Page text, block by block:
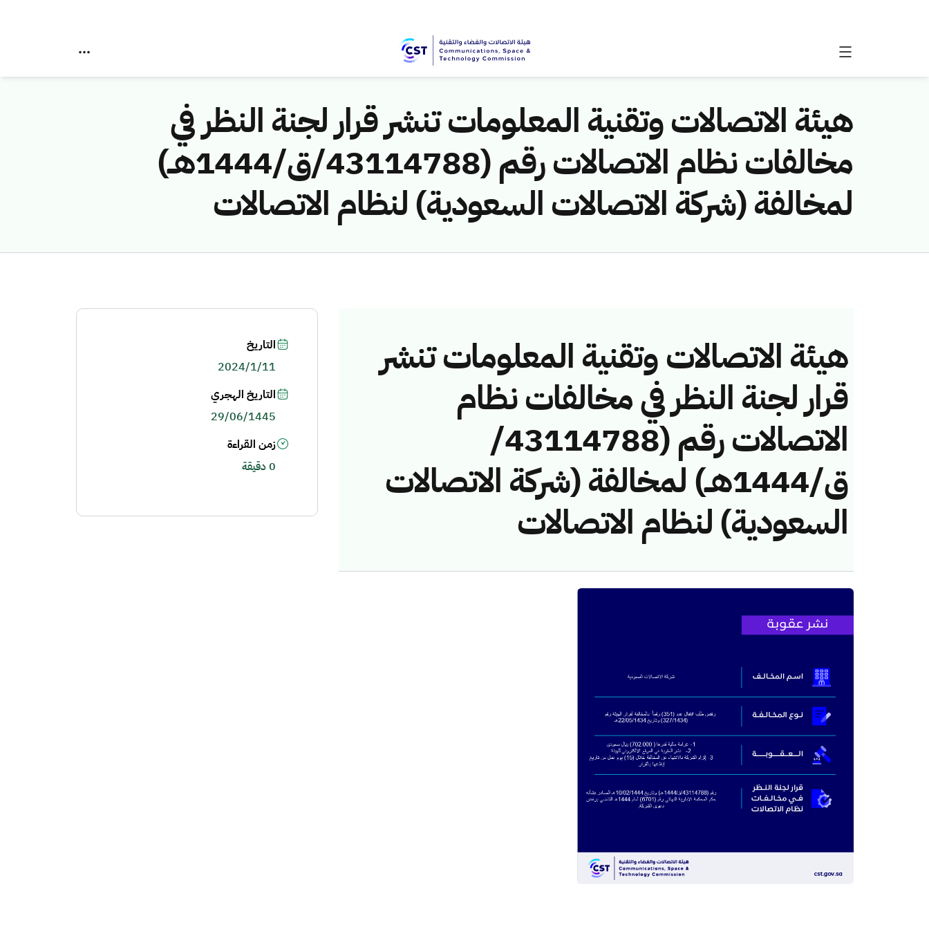
هيئة الاتصالات وتقنية المعلومات تنشر قرار لجنة النظر في
مخالفات نظام الاتصالات رقم (43114788/ق/1444هــ)
لمخالفة (شركة الاتصالات السعودية) لنظام الاتصالات
هيئة الاتصالات وتقنية المعلومات تنشر
قرار لجنة النظر في مخالفات نظام
الاتصالات رقم (43114788/
ق/1444هــ) لمخالفة (شركة الاتصالات
السعودية) لنظام الاتصالات
التاريخ
2024/1/11
التاريخ الهجري
29/06/1445
زمن القراءة
0 دقيقة